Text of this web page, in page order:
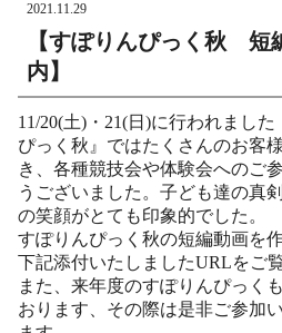
2021.11.29
【すぽりんぴっく秋 短
内】
11/20(土)・21(日)に行われまし
ぴっく秋』ではたくさんのお客
き、各種競技会や体験会へのご
うございました。子ども達の真
の笑顔がとても印象的でした。
すぽりんぴっく秋の短編動画を
下記添付いたしましたURLをご
また、来年度のすぽりんぴっく
おります、その際は是非ご参加